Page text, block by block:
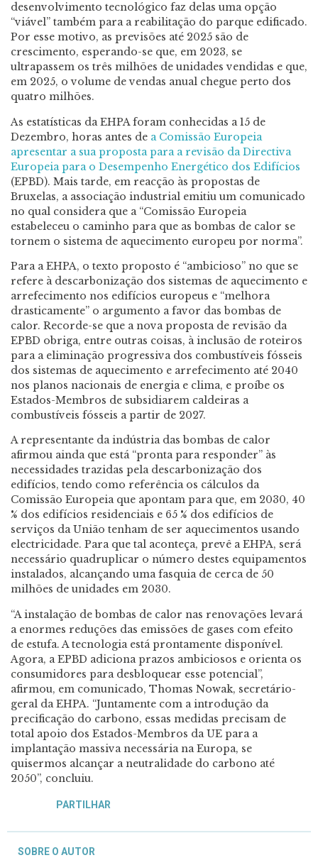
desenvolvimento tecnológico faz delas uma opção
“viável” também para a reabilitação do parque edificado.
Por esse motivo, as previsões até 2025 são de
crescimento, esperando-se que, em 2023, se
ultrapassem os três milhões de unidades vendidas e que,
em 2025, o volume de vendas anual chegue perto dos
quatro milhões.
As estatísticas da EHPA foram conhecidas a 15 de
Dezembro, horas antes de a Comissão Europeia
apresentar a sua proposta para a revisão da Directiva
Europeia para o Desempenho Energético dos Edifícios
(EPBD). Mais tarde, em reacção às propostas de
Bruxelas, a associação industrial emitiu um comunicado
no qual considera que a “Comissão Europeia
estabeleceu o caminho para que as bombas de calor se
tornem o sistema de aquecimento europeu por norma”.
Para a EHPA, o texto proposto é “ambicioso” no que se
refere à descarbonização dos sistemas de aquecimento e
arrefecimento nos edifícios europeus e “melhora
drasticamente” o argumento a favor das bombas de
calor. Recorde-se que a nova proposta de revisão da
EPBD obriga, entre outras coisas, à inclusão de roteiros
para a eliminação progressiva dos combustíveis fósseis
dos sistemas de aquecimento e arrefecimento até 2040
nos planos nacionais de energia e clima, e proíbe os
Estados-Membros de subsidiarem caldeiras a
combustíveis fósseis a partir de 2027.
A representante da indústria das bombas de calor
afirmou ainda que está “pronta para responder” às
necessidades trazidas pela descarbonização dos
edifícios, tendo como referência os cálculos da
Comissão Europeia que apontam para que, em 2030, 40
% dos edifícios residenciais e 65 % dos edifícios de
serviços da União tenham de ser aquecimentos usando
electricidade. Para que tal aconteça, prevê a EHPA, será
necessário quadruplicar o número destes equipamentos
instalados, alcançando uma fasquia de cerca de 50
milhões de unidades em 2030.
“A instalação de bombas de calor nas renovações levará
a enormes reduções das emissões de gases com efeito
de estufa. A tecnologia está prontamente disponível.
Agora, a EPBD adiciona prazos ambiciosos e orienta os
consumidores para desbloquear esse potencial”,
afirmou, em comunicado, Thomas Nowak, secretário-
geral da EHPA. “Juntamente com a introdução da
precificação do carbono, essas medidas precisam de
total apoio dos Estados-Membros da UE para a
implantação massiva necessária na Europa, se
quisermos alcançar a neutralidade do carbono até
2050”, concluiu.
PARTILHAR
SOBRE O AUTOR